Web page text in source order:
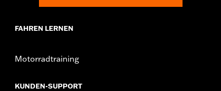
FAHREN LERNEN
Motorradtraining
KUNDEN-SUPPORT